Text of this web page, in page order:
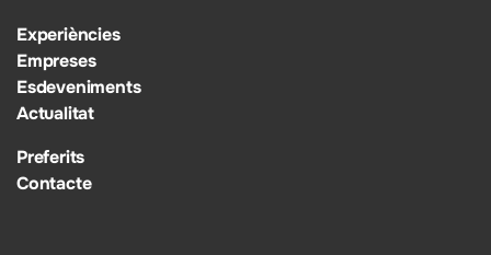
Experiències
Empreses
Esdeveniments
Actualitat
Preferits
Contacte